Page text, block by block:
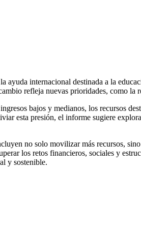
ayuda internacional destinada a la
refleja nuevas prioridades, como
bajos y medianos, los recursos
esta presión, el informe sugiere
no solo movilizar más recursos,
los retos financieros, sociales y
y sostenible.